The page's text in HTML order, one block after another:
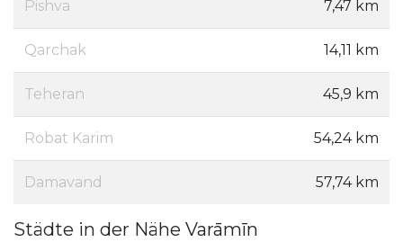
Pishva 7,47 km
Qarchak 14,11 km
Teheran 45,9 km
Robat Karim 54,24 km
Damavand 57,74 km
Städte in der Nähe Varāmīn